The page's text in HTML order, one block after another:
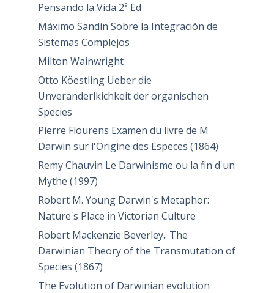
Pensando la Vida 2ª Ed
Máximo Sandín Sobre la Integración de
Sistemas Complejos
Milton Wainwright
Otto Köestling Ueber die
Unveränderlkichkeit der organischen
Species
Pierre Flourens Examen du livre de M
Darwin sur l'Origine des Especes (1864)
Remy Chauvin Le Darwinisme ou la fin d'un
Mythe (1997)
Robert M. Young Darwin's Metaphor:
Nature's Place in Victorian Culture
Robert Mackenzie Beverley.. The
Darwinian Theory of the Transmutation of
Species (1867)
The Evolution of Darwinian evolution